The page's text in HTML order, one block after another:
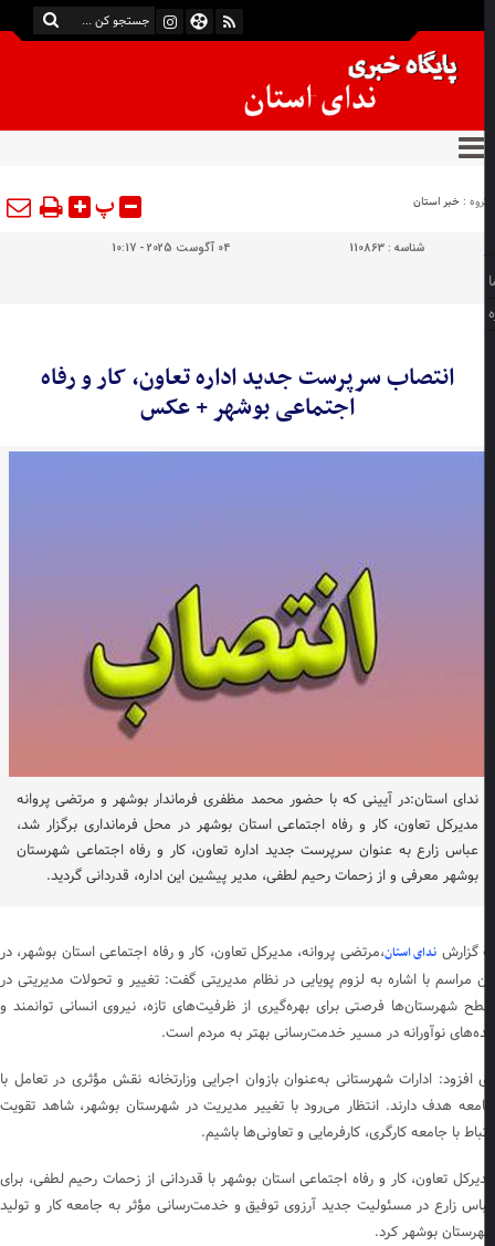
:خبر استان پ
شناسه :110863 04 آگوست 2025 - 10:17
انتصاب سرپرست جدید اداره تعاون، کار و رفاه
اجتماعی بوشهر + عکس
ندای استان:در آیینی که با حضور محمد مظفری فرماندار بوشهر و مرتضی پروانه
مدیرکل تعاون، کار و رفاه اجتماعی استان بوشهر در محل فرمانداری برگزار شد،
عباس زارع به عنوان سرپرست جدید اداره تعاون، کار و رفاه اجتماعی شهرستان
بوشهر معرفی و از زحمات رحیم لطفی، مدیر پیشین این اداره، قدردانی گردید.
گزارشندای استان،مرتضی پروانه، مدیرکل تعاون، کار و رفاه اجتماعی استان بوشهر، در
مراسم با اشاره به لزوم پویایی در نظام مدیریتی گفت: تغییر و تحولات مدیریتی در
شهرستان‌ها فرصتی برای بهره‌گیری از ظرفیت‌های تازه، نیروی انسانی توانمند و
نوآورانه در مسیر خدمت‌رسانی بهتر به مردم است.
افزود: ادارات شهرستانی به‌عنوان بازوان اجرایی وزارتخانه نقش مؤثری در تعامل با
هدف دارند. انتظار می‌رود با تغییر مدیریت در شهرستان بوشهر، شاهد تقویت
با جامعه کارگری، کارفرمایی و تعاونی‌ها باشیم.
تعاون، کار و رفاه اجتماعی استان بوشهر با قدردانی از زحمات رحیم لطفی، برای
زارع در مسئولیت جدید آرزوی توفیق و خدمت‌رسانی مؤثر به جامعه کار و تولید
بوشهر کرد.